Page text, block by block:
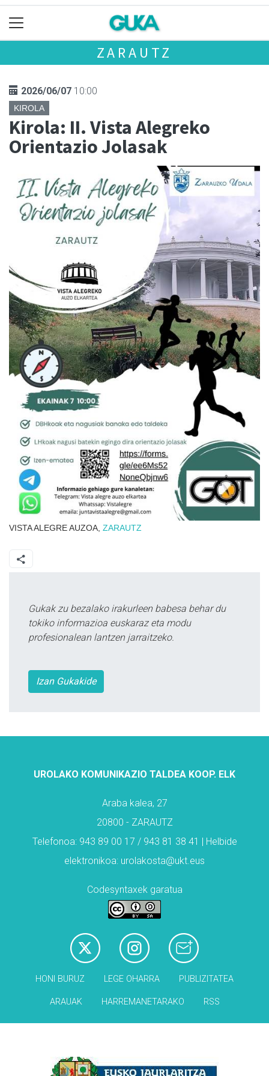
ZARAUTZ
2026/06/07 10:00
KIROLA
Kirola: II. Vista Alegreko
Orientazio Jolasak
VISTA ALEGRE AUZOA, ZARAUTZ
Gukak zu bezalako irakurleen babesa behar du
tokiko informazioa euskaraz eta modu
profesionalean lantzen jarraitzeko.
Izan Gukakide
UROLAKO KOMUNIKAZIO TALDEA KOOP. ELK
Araba kalea, 27
20800 - ZARAUTZ
Telefonoa: 943 89 00 17 / 943 81 38 41 | Helbide
elektronikoa: urolakosta@ukt.eus
Codesyntaxek garatua
HONI BURUZ LEGE OHARRA PUBLIZITATEA
ARAUAK HARREMANETARAKO RSS